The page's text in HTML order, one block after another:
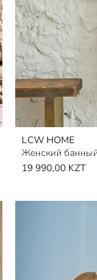
LCW HOME
19 990,00 KZT